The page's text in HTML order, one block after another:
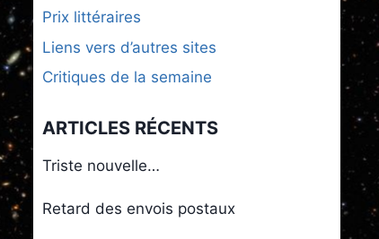
Prix littéraires
Liens vers d’autres sites
Critiques de la semaine
ARTICLES RÉCENTS
Triste nouvelle…
Retard des envois postaux